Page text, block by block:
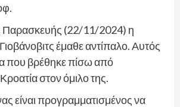
Παρασκευής (22/11/2024) η
έμαθε αντίπαλο. Αυτός
που βρέθηκε πίσω από
στον όμιλο της.
είναι προγραμματισμένος να